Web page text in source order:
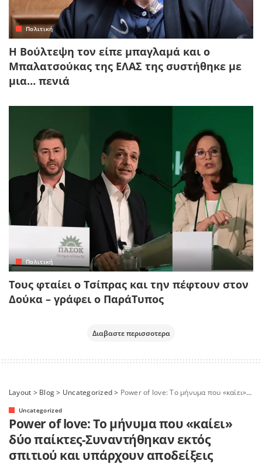
Πολιτική
Η Βούλτεψη τον είπε μπαγλαμά και ο
Μπαλατσούκας της ΕΛΑΣ της συστήθηκε με
μια… πενιά
Πολιτική
Τους φταίει ο Τσίπρας και την πέφτουν στον
Δούκα – γράφει ο ΠαράΤυπος
Διαβαστε περισσοτερα
Layout > Blog> Uncategorized> Power of love: Το μήνυμα που «καίει» δύο παίκτες-Συναντήθηκαν εκτός σπιτιού και υπάρχουν αποδείξεις
Uncategorized
Power of love: Το μήνυμα που «καίει»
δύο παίκτες-Συναντήθηκαν εκτός
σπιτιού και υπάρχουν αποδείξεις